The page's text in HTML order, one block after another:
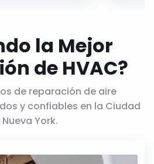
la Mejor
de HVAC?
de reparación de aire
y confiables en la Ciudad
York.